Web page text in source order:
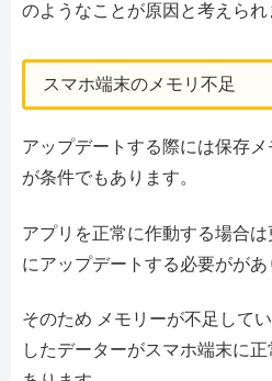
のようなことが原因と考えられ
スマホ端末のメモリ不足
アップデートする際には保存
が条件でもあります。
アプリを正常に作動する場合
にアップデートする必要ががあ
そのため メモリーが不足して
したデーターがスマホ端末に